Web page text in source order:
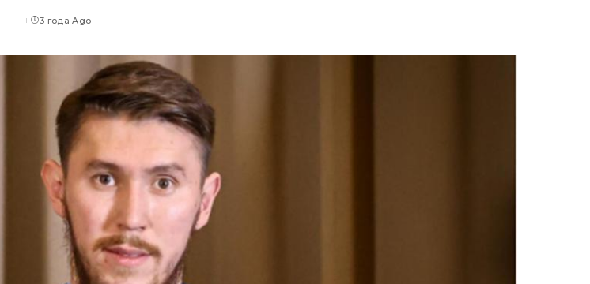
Posted
3 года Ago